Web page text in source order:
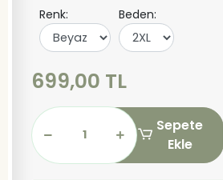
Renk: Beden:
699,00 TL
Sepete
Ekle